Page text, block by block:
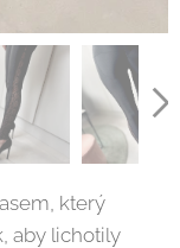
který
aby lichotily